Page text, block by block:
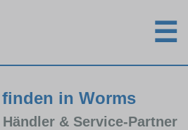
☰
in Worms
& Service-Partner